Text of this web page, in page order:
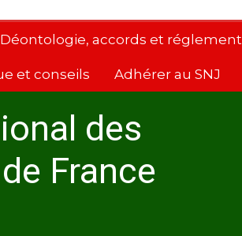
Déontologie, accords et
et conseils Adhérer au SNJ
des
France